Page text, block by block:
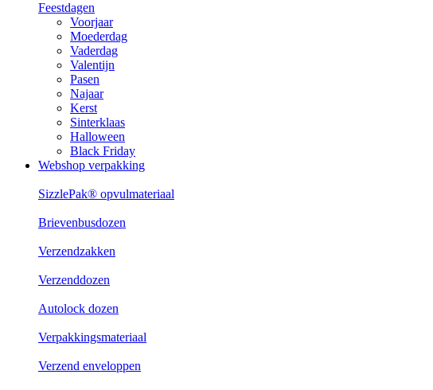
Feestdagen
Voorjaar
Moederdag
Vaderdag
Valentijn
Pasen
Najaar
Kerst
Sinterklaas
Halloween
Black Friday
Webshop verpakking
SizzlePak® opvulmateriaal
Brievenbusdozen
Verzendzakken
Verzenddozen
Autolock dozen
Verpakkingsmateriaal
Verzend enveloppen